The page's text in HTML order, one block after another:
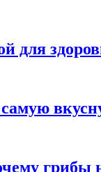
для
самую
грибы